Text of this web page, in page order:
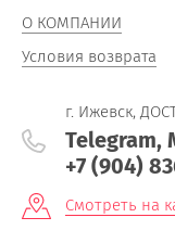
О КОМПАНИИ
Условия возврата
г. Ижевск,
Telegram,
+7 (904)
Смотреть на